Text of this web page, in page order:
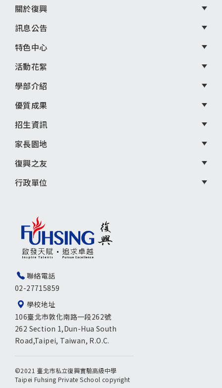
聯絡電話
02-27715859
學校地址
106臺北市敦化南路一段262號
262 Section 1,Dun-Hua South
Road,Taipei, Taiwan, R.O.C.
©2021 臺北市私立復興實驗高級中學
Taipei Fuhsing Private School copyright
頁
尾
選
單
關於復興
訊息公告
特色中心
活動花絮
學部介紹
優質成果
招生資訊
家長園地
復興之友
行政單位